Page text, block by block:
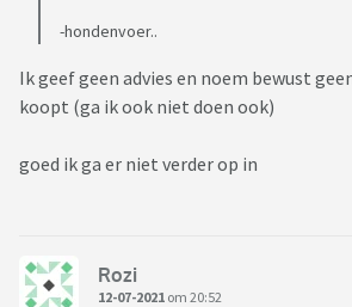
-hondenvoer..
Ik geef geen advies en noem bewust
koopt (ga ik ook niet doen ook)
goed ik ga er niet verder op in
Rozi
12-07-2021 om 20:52